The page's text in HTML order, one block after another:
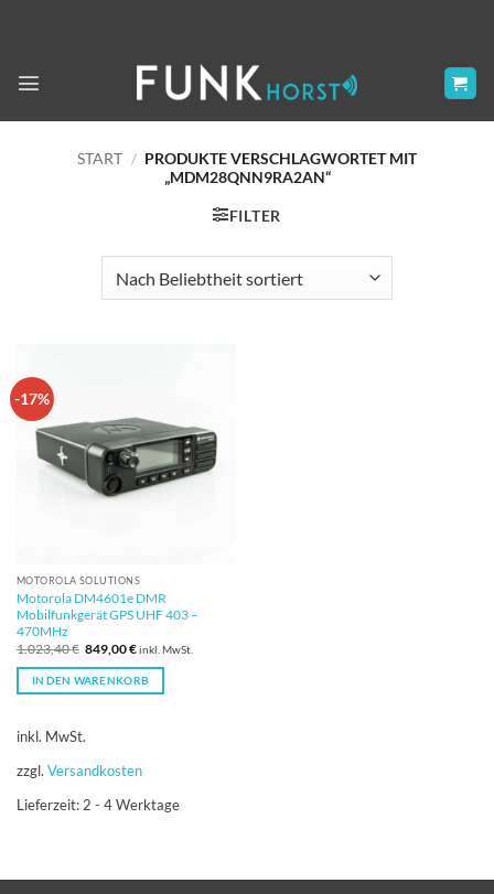
START / PRODUKTE VERSCHLAGWORTET MIT
„MDM28QNN9RA2AN“
FILTER
-17%
MOTOROLA SOLUTIONS
Motorola DM4601e DMR
Mobilfunkgerät GPS UHF 403 –
470MHz
1.023,40€ Ursprünglicher
Preis
war:
1.023,40 €
849,00€Aktueller
ist:
849,00 €.
inkl. MwSt.
IN DEN WARENKORB
inkl. MwSt.
zzgl. Versandkosten
Lieferzeit:2 - 4 Werktage